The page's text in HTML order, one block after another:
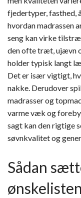
fjedertyper, fasthed,
hvordan madrassen
seng kan virke
den ofte træt, ujævn
holder typisk langt
Det er især vigtigt,
nakke. Derudover
madrasser og
varme væk og
sagt kan den rigtige
søvnkvalitet og
Sådan
ønskelisten